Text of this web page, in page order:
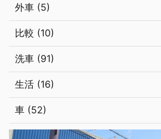
外車 (5)
比較 (10)
洗車 (91)
生活 (16)
車 (52)